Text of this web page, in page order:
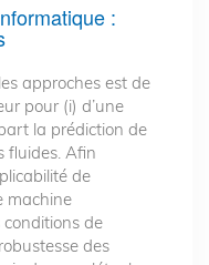
:
approches est de
pour (i) d’une
la prédiction de
fluides. Afin
de
machine
de
des